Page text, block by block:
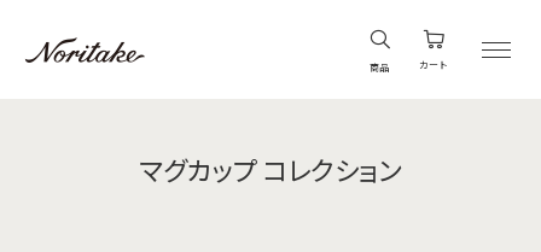
商品 カート
マグカップ コレクション